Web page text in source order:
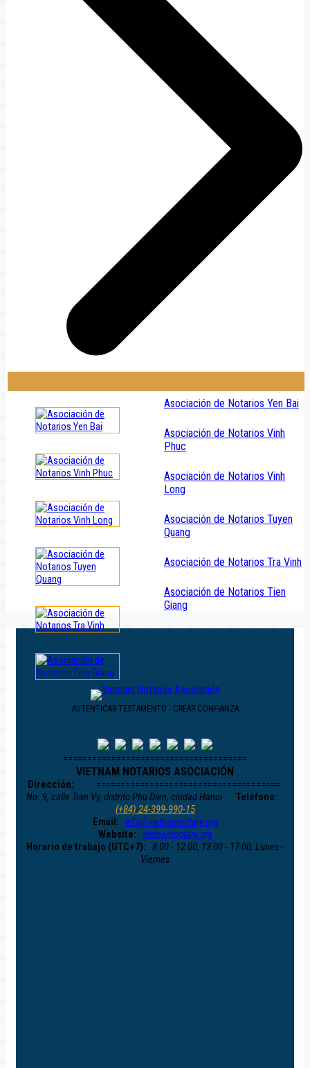
Asociación de Notarios Yen Bai
Asociación de Notarios Vinh
Phuc
Asociación de Notarios Vinh
Long
Asociación de Notarios Tuyen
Quang
Asociación de Notarios Tra Vinh
Asociación de Notarios Tien
Giang
AUTENTICAR TESTAMENTO - CREAR CONFIANZA
======================================
VIETNAM NOTARIOS ASOCIACIÓN
======================================
Dirección:
No. 9, calle Tran Vy, distrito Phu Dien, ciudad Hanoi
Teléfono:
(+84) 24-399-990-15
Email: info@vietnamnotary.org
Website:
vietnamnotary.org
Horario de trabajo (UTC+7): 8:00 - 12:00, 13:00 - 17:00; Lunes -
Viernes